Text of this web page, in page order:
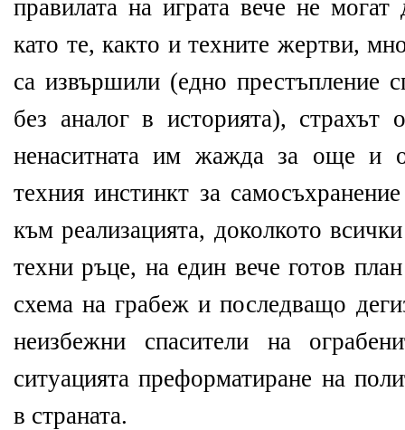
правилата на играта вече не
като те, както и техните жертви,
са извършили (едно престъпление
без аналог в историята), страхът
ненаситната им жажда за още и
техния инстинкт за
към реализацията, доколкото
техни ръце, на един вече готов
схема на грабеж и последващо
неизбежни спасители на
ситуацията преформатиране на
в страната.